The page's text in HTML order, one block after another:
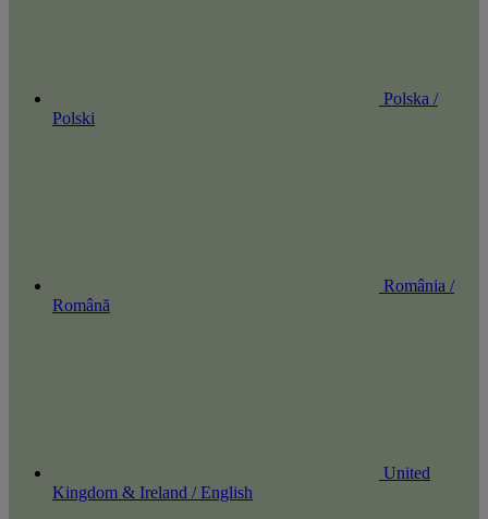
Polska /
Polski
România /
Română
United
Kingdom & Ireland / English